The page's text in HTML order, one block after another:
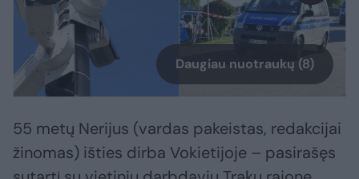
Daugiau nuotraukų (8)
55 metų Nerijus (vardas pakeistas, redakcijai
žinomas) išties dirba Vokietijoje – pasirašęs